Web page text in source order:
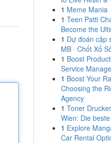
1 Meme Mania
1 Teen Patti
Become the
1 Dự đoán cặp
MB · Chốt Xổ
1 Boost
Service
1 Boost Your
Choosing the
Agency
1 Toner
Wien: Die
1 Explore
Car Rental